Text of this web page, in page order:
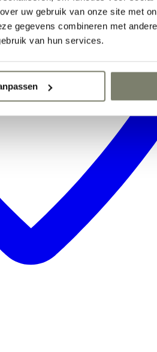
uw gebruik van onze site met
gegevens combineren met
van hun services.